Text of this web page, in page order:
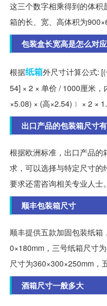
这三个数字相乘得到的体
箱的长、宽、高体积为
包装盒长宽高是怎么对
根据纸箱外尺寸计算公式:
54] × 2 × 单价 / 1000厘米
×5.08) × (高×2.54)﹞ × 2 ×
出口产品的包装箱尺寸
根据欧洲标准，出口产品
求，可以选择与特定尺寸
要求还需咨询相关专业人士。
顺丰包装箱尺寸
顺丰提供五款加固包装纸
0×180mm，三号纸箱尺寸
尺寸为360×300×250mm，
酒箱尺寸一般多大